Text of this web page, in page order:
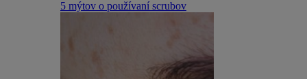
5 mýtov o používaní scrubov